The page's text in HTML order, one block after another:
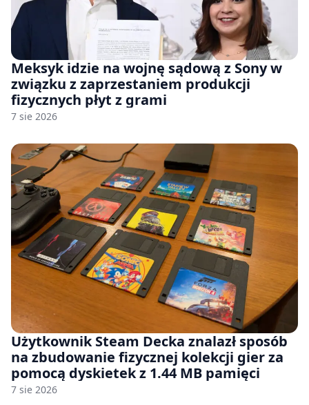
Meksyk idzie na wojnę sądową z Sony w
związku z zaprzestaniem produkcji
fizycznych płyt z grami
7 sie 2026
Użytkownik Steam Decka znalazł sposób
na zbudowanie fizycznej kolekcji gier za
pomocą dyskietek z 1.44 MB pamięci
7 sie 2026